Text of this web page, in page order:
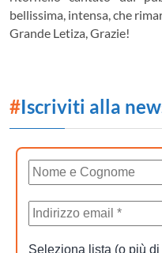
bellissima, intensa, che
Grande Letiza, Grazie!
#Iscriviti alla